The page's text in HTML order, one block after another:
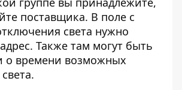
поставщика. В поле с
света нужно
Также там могут быть
о времени возможных